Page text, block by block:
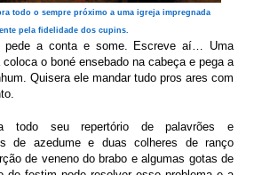
todo o sempre próximo a uma igreja impregnada
pela fidelidade dos cupins.
pede a conta e some. Escreve aí… Uma
o boné ensebado na cabeça e pega a
Quisera ele mandar tudo pros ares com
todo seu repertório de palavrões e
de azedume e duas colheres de ranço
de veneno do brabo e algumas gotas de